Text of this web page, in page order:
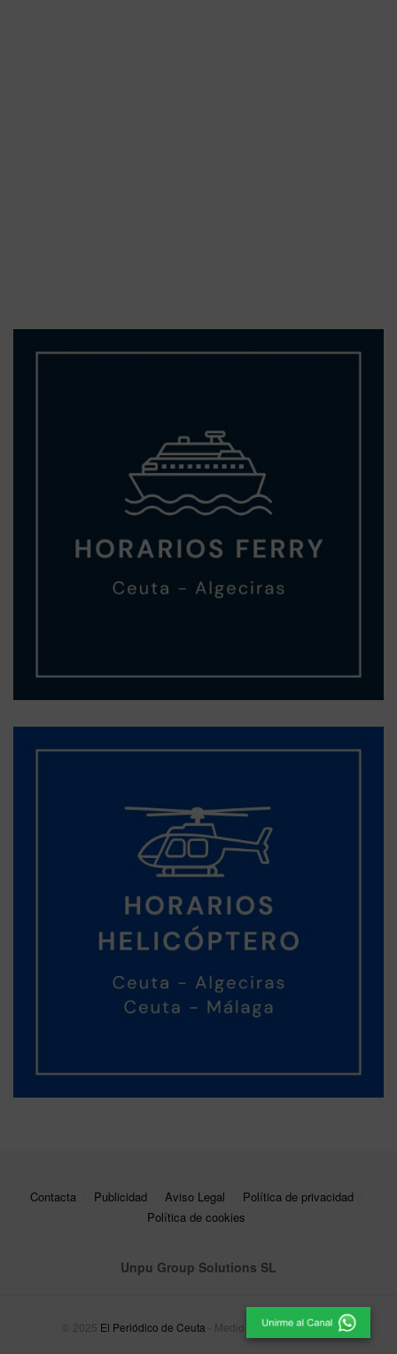
Contacta Publicidad Aviso Legal
Política de privacidad
Política de cookies
Unpu Group Solutions SL
© 2025 El Periódico de Ceuta - Medio de Comunicación